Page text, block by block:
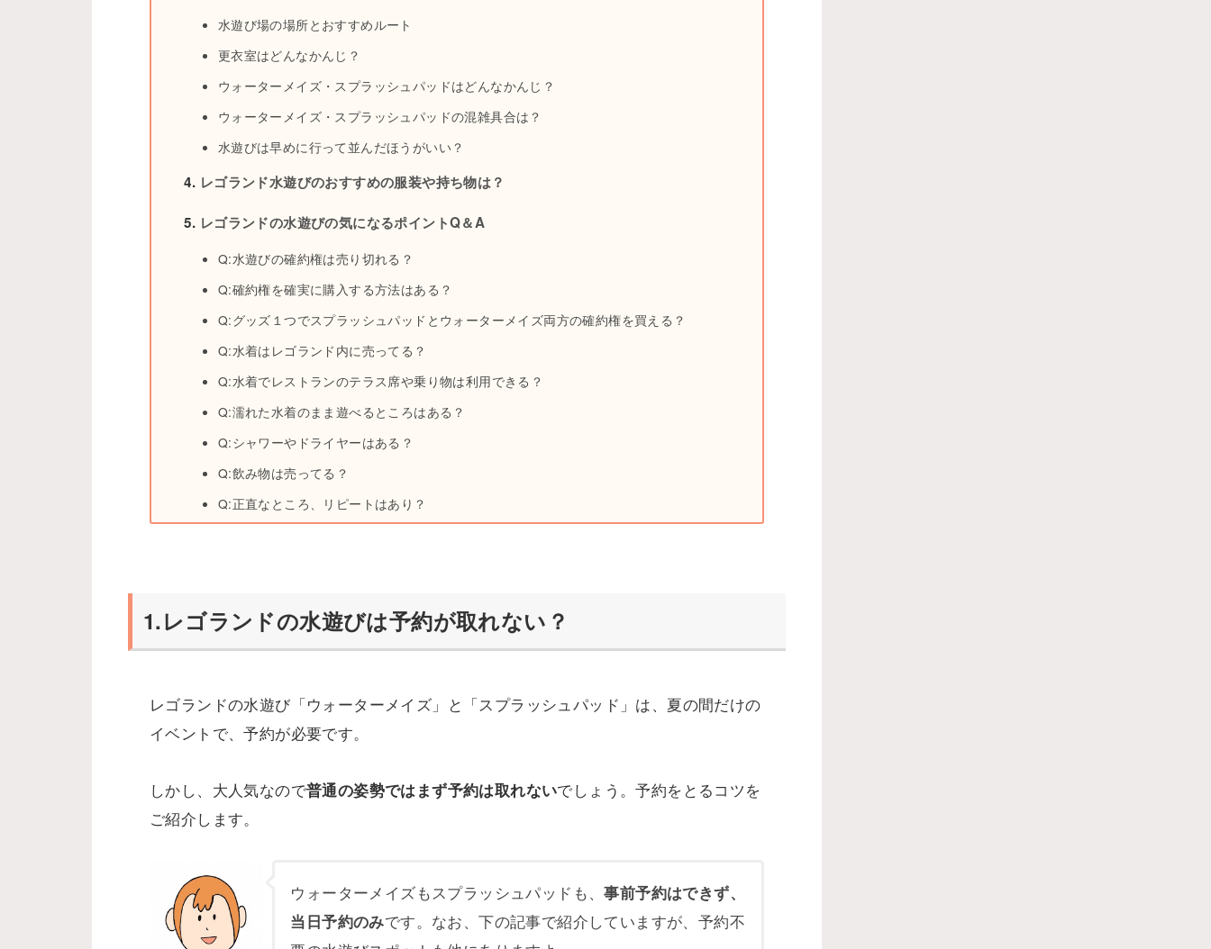
水遊び場の場所とおすすめルート
更衣室はどんなかんじ？
ウォーターメイズ・スプラッシュパッドはどんなかんじ？
ウォーターメイズ・スプラッシュパッドの混雑具合は？
水遊びは早めに行って並んだほうがいい？
レゴランド水遊びのおすすめの服装や持ち物は？
レゴランドの水遊びの気になるポイントQ＆A
Q:水遊びの確約権は売り切れる？
Q:確約権を確実に購入する方法はある？
Q:グッズ１つでスプラッシュパッドとウォーターメイズ両方の確約権を買える？
Q:水着はレゴランド内に売ってる？
Q:水着でレストランのテラス席や乗り物は利用できる？
Q:濡れた水着のまま遊べるところはある？
Q:シャワーやドライヤーはある？
Q:飲み物は売ってる？
Q:正直なところ、リピートはあり？
1.レゴランドの水遊びは予約が取れない？
レゴランドの水遊び「ウォーターメイズ」と「スプラッシュパッド」は、夏の間だけの
イベントで、予約が必要です。
しかし、大人気なので普通の姿勢ではまず予約は取れないでしょう。予約をとるコツを
ご紹介します。
ウォーターメイズもスプラッシュパッドも、事前予約はできず、
当日予約のみです。なお、下の記事で紹介していますが、予約不